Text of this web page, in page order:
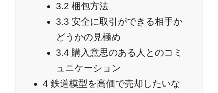
3.2 梱包方法
3.3 安全に取引ができる相手か
どうかの見極め
3.4 購入意思のある人とのコミ
ュニケーション
4 鉄道模型を高価で売却したいな